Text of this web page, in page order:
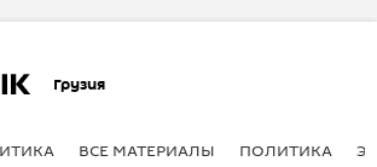
Грузия
ВСЕ МАТЕРИАЛЫ ПОЛИТИКА